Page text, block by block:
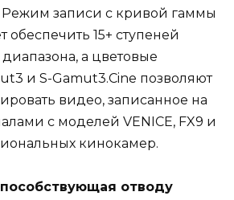
Режим записи с кривой гаммы
обеспечить 15+ ступеней
а цветовые
и S-Gamut3.Cine позволяют
видео, записанное на
с моделей VENICE, FX9 и
кинокамер.
отводу